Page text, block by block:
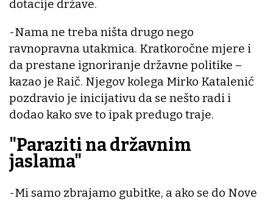
dotacije države.
-Nama ne treba ništa drugo nego
ravnopravna utakmica. Kratkoročne mjere i
da prestane ignoriranje državne politike –
kazao je Raič. Njegov kolega Mirko Katalenić
pozdravio je inicijativu da se nešto radi i
dodao kako sve to ipak predugo traje.
"Paraziti na državnim
jaslama"
-Mi samo zbrajamo gubitke, a ako se do Nove